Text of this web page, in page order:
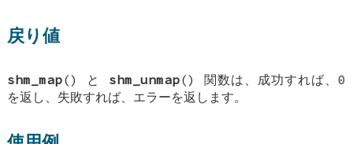
戻り値
shm_map() と shm_unmap() 関数は、成功すれば、0
を返し、失敗すれば、エラーを返します。